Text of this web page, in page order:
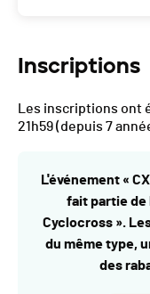
Inscriptions
Les inscriptions ont
21h59(depuis 7
L'événement «
fait partie de
Cyclocross ».
du même type,
des